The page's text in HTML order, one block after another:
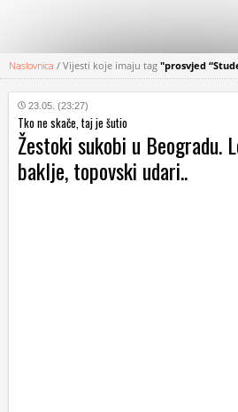
KATEGORIJE
HRVATSKI
WEB
Naslovnica / Vijesti koje imaju tag "prosvjed
23.05. (23:27)
Tko ne skače, taj je šutio
Žestoki sukobi u Beogradu.
baklje, topovski udari..